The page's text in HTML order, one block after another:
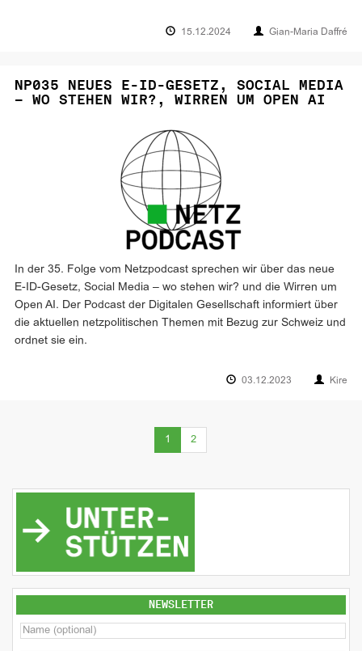
15.12.2024 Gian-Maria Daffré
NP035 NEUES E-ID-GESETZ, SOCIAL MEDIA
– WO STEHEN WIR?, WIRREN UM OPEN AI
In der 35. Folge vom Netzpodcast sprechen wir über das neue
E-ID-Gesetz, Social Media – wo stehen wir? und die Wirren um
Open AI. Der Podcast der Digitalen Gesellschaft informiert über
die aktuellen netzpolitischen Themen mit Bezug zur Schweiz und
ordnet sie ein.
03.12.2023 Kire
1 (current)
2
NEWSLETTER